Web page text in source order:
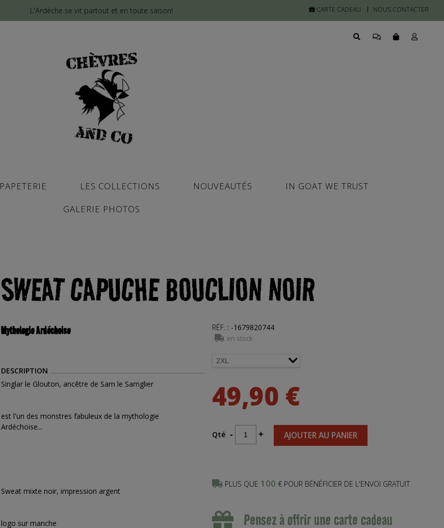
L'Ardèche se vit partout et en toute saison! CARTE CADEAU NOUS CONTACTER
PAPETERIE LES COLLECTIONS NOUVEAUTÉS
IN GOAT WE TRUST
GALERIE PHOTOS
SWEAT CAPUCHE BOUCLION NOIR
RÉF. : -1679820744
en stock
49,90 €
Qté - + AJOUTER AU PANIER
PLUS QUE 100 € POUR BÉNÉFICIER DE L'ENVOI GRATUIT
Pensez à offrir une carte cadeau
Mythologie Ardéchoise
DESCRIPTION
Singlar le Glouton, ancêtre de Sam le Samglier
est l'un des monstres fabuleux de la mythologie
Ardéchoise...
Sweat mixte noir, impression argent
logo sur manche